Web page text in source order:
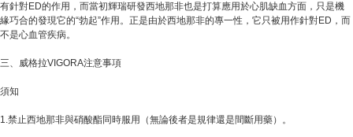
有針對ED的作用，而當初輝瑞研發西地那非也是打算應用於心肌缺血方面，只是機
緣巧合的發現它的“勃起”作用。正是由於西地那非的專一性，它只被用作針對ED，而
不是心血管疾病。
三、威格拉VIGORA注意事項
須知
1.禁止西地那非與硝酸酯同時服用（無論後者是規律還是間斷用藥）。